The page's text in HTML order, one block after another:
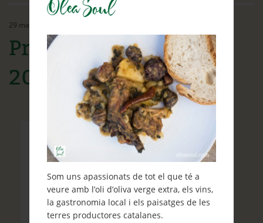
Som uns apassionats de tot el que té a
veure amb l’oli d’oliva verge extra, els vins,
la gastronomia local i els paisatges de les
terres productores catalanes.
Contacte
Què et ve de gust fer?
Blog
29 març, 2017
Proposta 5 Primavera
2017